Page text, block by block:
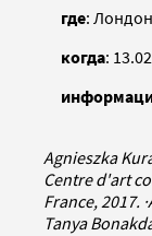
где:
когда:
Agnieszka
Centre d'art
France, 2017. ·
Tanya